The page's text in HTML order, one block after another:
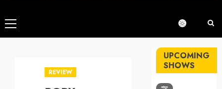
Menú
principal
REVIEW
UPCOMING
SHOWS